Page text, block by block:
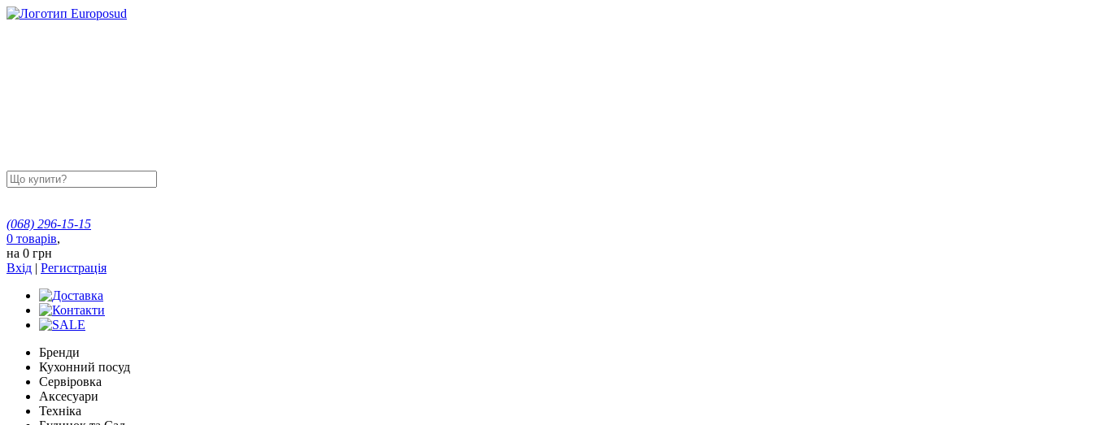
(068) 296-15-15
0 товарів,
на 0 грн
Вхід | Регистрація
Бренди
Кухонний посуд
Сервіровка
Аксесуари
Техніка